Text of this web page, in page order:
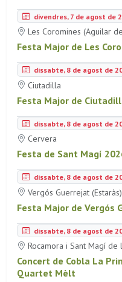
divendres, 7 de agost de
Les Coromines (Aguilar
Festa Major de Les
dissabte, 8 de agost de
Ciutadilla
Festa Major de
dissabte, 8 de agost de
Cervera
Festa de Sant Magí
dissabte, 8 de agost de
Vergós Guerrejat (Estaràs)
Festa Major de Vergós
dissabte, 8 de agost de
Rocamora i Sant Magí de
Concert de Cobla La
Quartet Mèlt